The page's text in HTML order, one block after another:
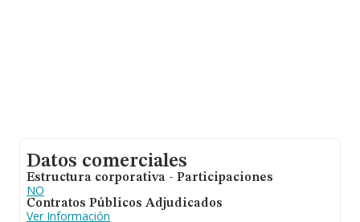
Datos comerciales
Estructura corporativa - Participaciones
NO
Contratos Públicos Adjudicados
Ver Información